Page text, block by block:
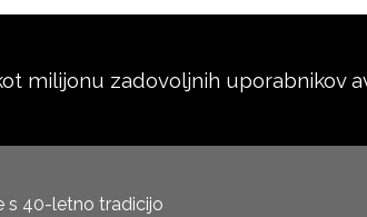
milijonu zadovoljnih uporabnikov
s 40-letno tradicijo